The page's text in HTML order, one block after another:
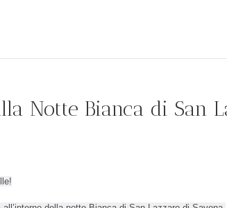
Notte Bianca di San